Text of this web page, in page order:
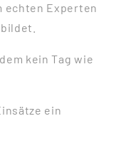
echten Experten
kein Tag wie
ein